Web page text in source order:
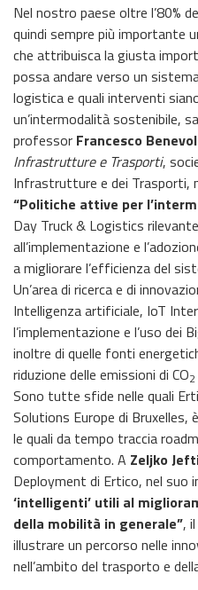
Nel nostro paese oltre l’80%
quindi sempre più importante
che attribuisca la giusta
possa andare verso un
logistica e quali interventi
un’intermodalità sostenibile,
professor Francesco
Infrastrutture e Trasporti,
Infrastrutture e dei Trasporti,
“Politiche attive per
Day Truck & Logistics
all’implementazione e
a migliorare l’efficienza del
Un’area di ricerca e di
Intelligenza artificiale, IoT
l’implementazione e l’uso dei
inoltre di quelle fonti
riduzione delle emissioni di CO2
Sono tutte sfide nelle quali
Solutions Europe di
le quali da tempo traccia
comportamento. A Zeljko
Deployment di Ertico, nel suo
‘intelligenti’ utili al
della mobilità in generale”,
illustrare un percorso nelle
nell’ambito del trasporto e